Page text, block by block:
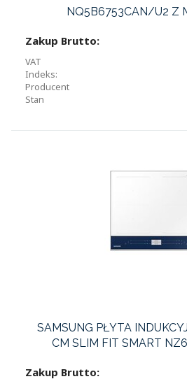
NQ5B6753CAN/U2 Z
Zakup Brutto:
VAT
Indeks:
Producent
Stan
SAMSUNG PŁYTA
CM SLIM FIT SMART
Zakup Brutto: